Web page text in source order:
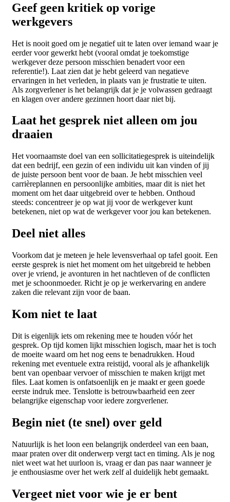
Geef geen kritiek op vorige
werkgevers
Het is nooit goed om je negatief uit te laten over iemand waar je
eerder voor gewerkt hebt (vooral omdat je toekomstige
werkgever deze persoon misschien benadert voor een
referentie!). Laat zien dat je hebt geleerd van negatieve
ervaringen in het verleden, in plaats van je frustratie te uiten.
Als zorgverlener is het belangrijk dat je je volwassen gedraagt
en klagen over andere gezinnen hoort daar niet bij.
Laat het gesprek niet alleen om jou
draaien
Het voornaamste doel van een sollicitatiegesprek is uiteindelijk
dat een bedrijf, een gezin of een individu uit kan vinden of jij
de juiste persoon bent voor de baan. Je hebt misschien veel
carrièreplannen en persoonlijke ambities, maar dit is niet het
moment om het daar uitgebreid over te hebben. Onthoud
steeds: concentreer je op wat jij voor de werkgever kunt
betekenen, niet op wat de werkgever voor jou kan betekenen.
Deel niet alles
Voorkom dat je meteen je hele levensverhaal op tafel gooit. Een
eerste gesprek is niet het moment om het uitgebreid te hebben
over je vriend, je avonturen in het nachtleven of de conflicten
met je schoonmoeder. Richt je op je werkervaring en andere
zaken die relevant zijn voor de baan.
Kom niet te laat
Dit is eigenlijk iets om rekening mee te houden vóór het
gesprek. Op tijd komen lijkt misschien logisch, maar het is toch
de moeite waard om het nog eens te benadrukken. Houd
rekening met eventuele extra reistijd, vooral als je afhankelijk
bent van openbaar vervoer of misschien te maken krijgt met
files. Laat komen is onfatsoenlijk en je maakt er geen goede
eerste indruk mee. Tenslotte is betrouwbaarheid een zeer
belangrijke eigenschap voor iedere zorgverlener.
Begin niet (te snel) over geld
Natuurlijk is het loon een belangrijk onderdeel van een baan,
maar praten over dit onderwerp vergt tact en timing. Als je nog
niet weet wat het uurloon is, vraag er dan pas naar wanneer je
je enthousiasme over het werk zelf al duidelijk hebt gemaakt.
Vergeet niet voor wie je er bent